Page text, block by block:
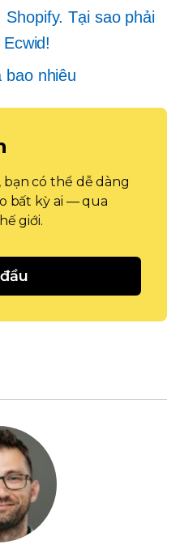
Tại sao phải
bao nhiêu
bạn có thể dễ dàng
bất kỳ ai — qua
giới.